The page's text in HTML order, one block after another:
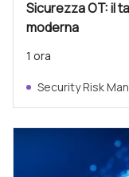
Sicurezza OT: il
moderna
1 ora
Security Risk